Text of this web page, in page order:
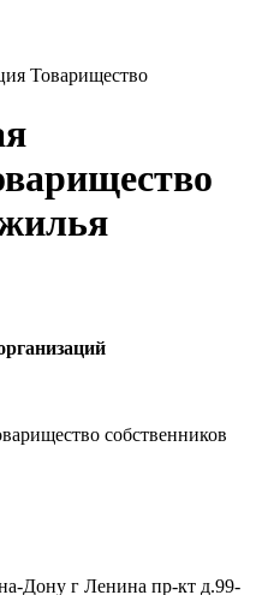
Товарищество
собственников
Дону г Ленина пр-кт д.99-